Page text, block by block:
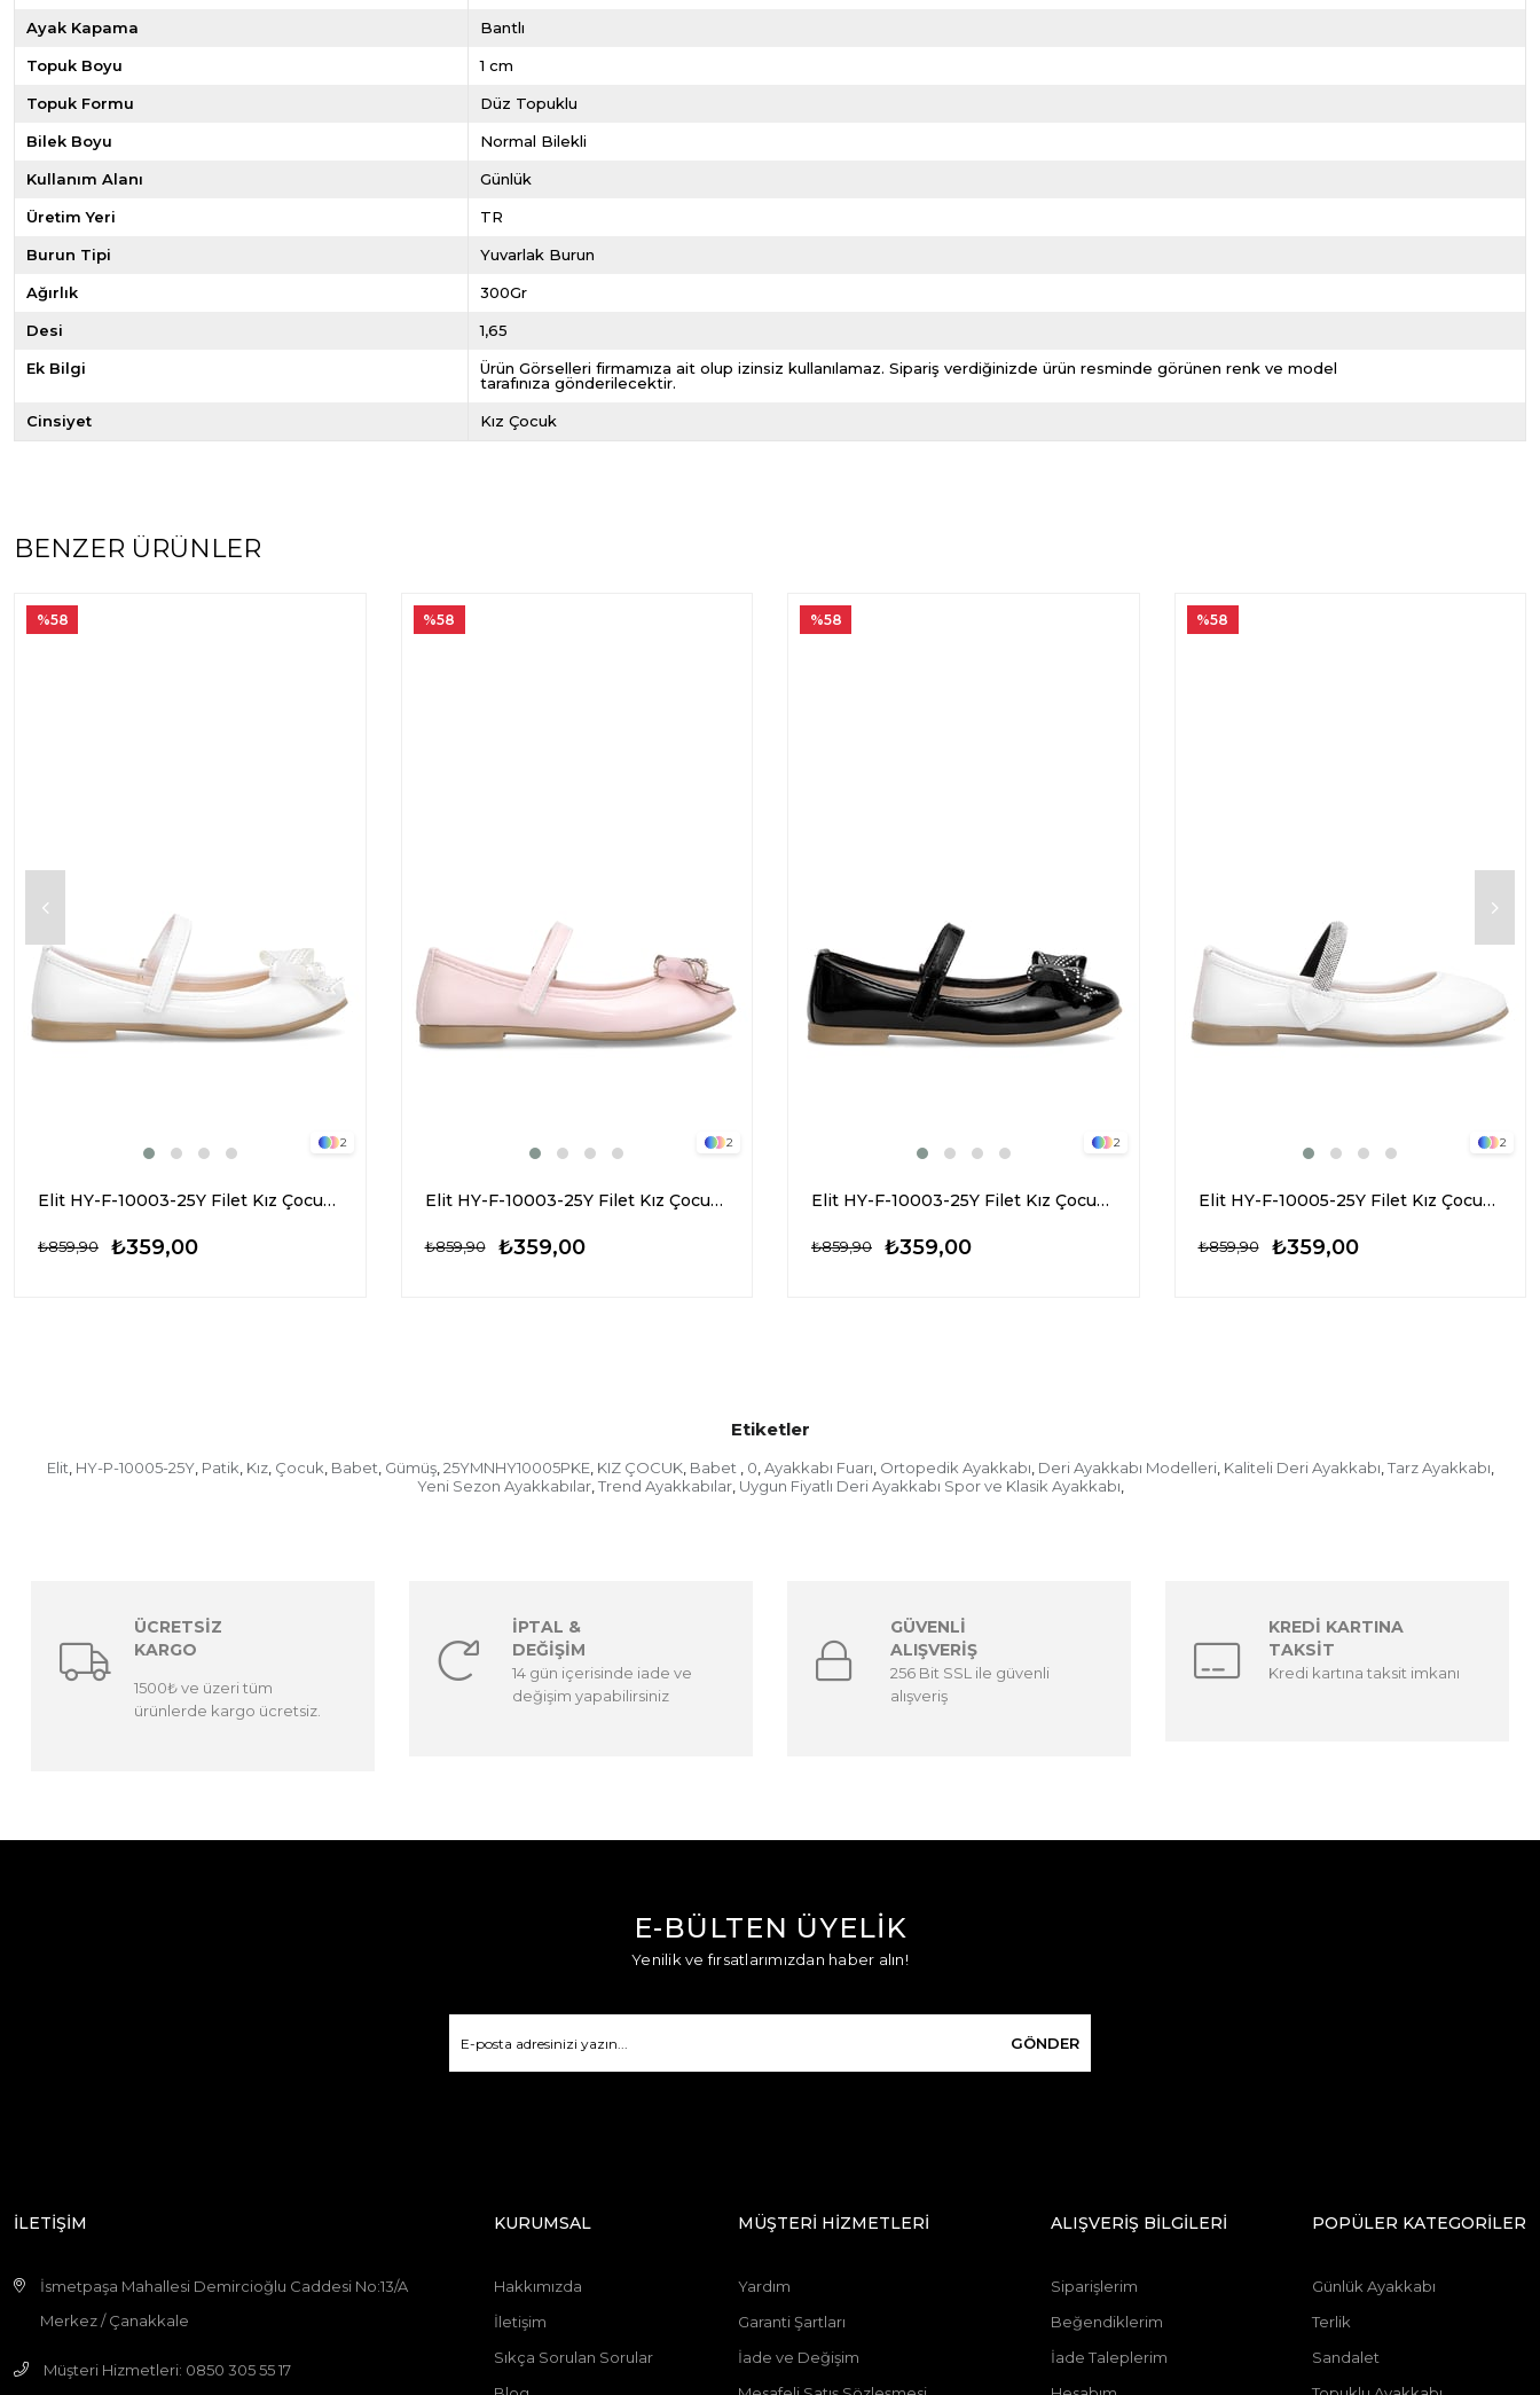
Ayak Kapama Bantlı
Topuk Boyu 1 cm
Topuk Formu Düz Topuklu
Bilek Boyu Normal Bilekli
Kullanım Alanı Günlük
Üretim Yeri TR
Burun Tipi Yuvarlak Burun
Ağırlık 300Gr
Desi 1,65
Ek Bilgi
Ürün Görselleri firmamıza ait olup izinsiz kullanılamaz. Sipariş verdiğinizde ürün resminde görünen renk ve model
tarafınıza gönderilecektir.
Cinsiyet Kız Çocuk
BENZER ÜRÜNLER
2
Elit HY-F-10003-25Y Filet Kız Çocuk Babet Beyaz
₺359,00
₺859,90
%58
2
Elit HY-F-10003-25Y Filet Kız Çocuk Babet Pudra
₺359,00
₺859,90
%58
2
Elit HY-F-10003-25Y Filet Kız Çocuk Babet Siyah
₺359,00
₺859,90
%58
2
Elit HY-F-10005-25Y Filet Kız Çocuk Babet Beyaz
₺359,00
₺859,90
%58
Etiketler
Elit, HY-P-10005-25Y, Patik, Kız, Çocuk, Babet, Gümüş, 25YMNHY10005PKE, KIZ ÇOCUK, Babet , 0, Ayakkabı Fuarı, Ortopedik Ayakkabı, Deri Ayakkabı Modelleri, Kaliteli Deri Ayakkabı, Tarz Ayakkabı,
Yeni Sezon Ayakkabılar, Trend Ayakkabılar, Uygun Fiyatlı Deri Ayakkabı Spor ve Klasik Ayakkabı,
ÜCRETSİZ
KARGO
1500₺ ve üzeri tüm
ürünlerde kargo ücretsiz.
İPTAL &
DEĞİŞİM
14 gün içerisinde iade ve
değişim yapabilirsiniz
GÜVENLİ
ALIŞVERİŞ
256 Bit SSL ile güvenli
alışveriş
KREDİ KARTINA
TAKSİT
Kredi kartına taksit imkanı
E-BÜLTEN ÜYELİK
Yenilik ve fırsatlarımızdan haber alın!
GÖNDER
İLETİŞİM
İsmetpaşa Mahallesi Demircioğlu Caddesi No:13/A
Merkez / Çanakkale
Müşteri Hizmetleri: 0850 305 55 17
KURUMSAL
Hakkımızda
İletişim
Sıkça Sorulan Sorular
MÜŞTERİ HİZMETLERİ
Yardım
Garanti Şartları
İade ve Değişim
ALIŞVERİŞ BİLGİLERİ
Siparişlerim
Beğendiklerim
İade Taleplerim
POPÜLER KATEGORİLER
Günlük Ayakkabı
Terlik
Sandalet